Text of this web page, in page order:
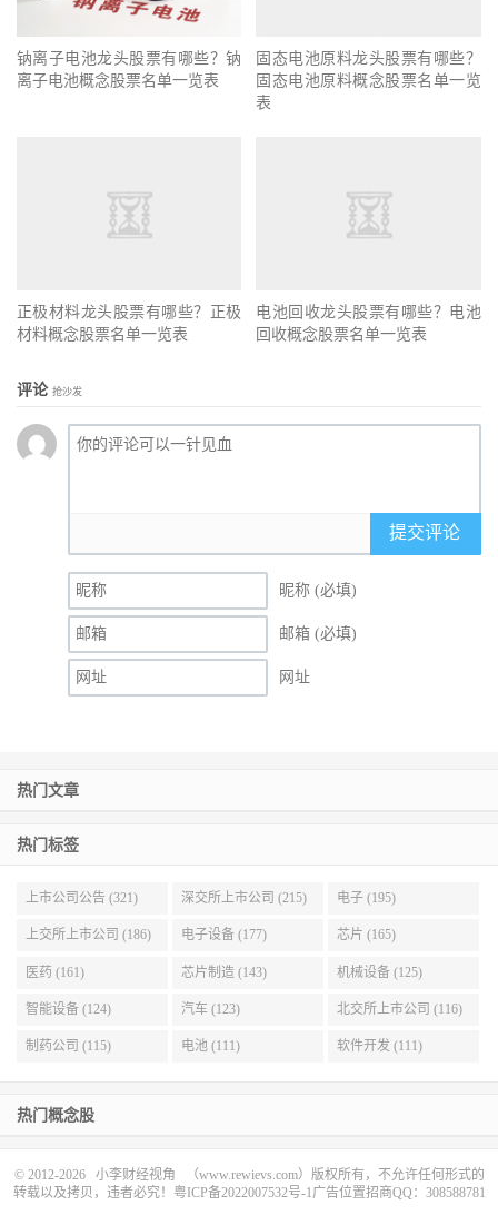
钠离子电池龙头股票有哪些？钠
离子电池概念股票名单一览表
固态电池原料龙头股票有哪些？
固态电池原料概念股票名单一览
表
正极材料龙头股票有哪些？正极
材料概念股票名单一览表
电池回收龙头股票有哪些？电池
回收概念股票名单一览表
评论 抢沙发
提交评论
昵称 (必填)
邮箱 (必填)
网址
热门文章
热门标签
上市公司公告 (321) 深交所上市公司 (215) 电子 (195)
上交所上市公司 (186) 电子设备 (177) 芯片 (165)
医药 (161) 芯片制造 (143) 机械设备 (125)
智能设备 (124) 汽车 (123) 北交所上市公司 (116)
制药公司 (115) 电池 (111) 软件开发 (111)
热门概念股
© 2012-2026 小李财经视角 （www.rewievs.com）版权所有，不允许任何形式的
转载以及拷贝，违者必究！
粤ICP备2022007532号-1 广告位置招商QQ：308588781